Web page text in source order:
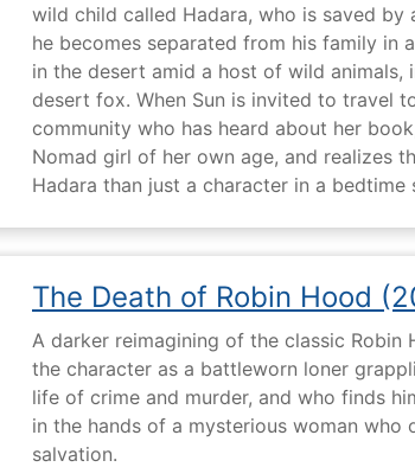
wild child called Hadara, who is saved by
he becomes separated from his family in
in the desert amid a host of wild animals,
desert fox. When Sun is invited to travel
community who has heard about her
Nomad girl of her own age, and realizes
Hadara than just a character in a bedtime
The Death of Robin Hood
A darker reimagining of the classic Robin
the character as a battleworn loner
life of crime and murder, and who finds
in the hands of a mysterious woman who
salvation.